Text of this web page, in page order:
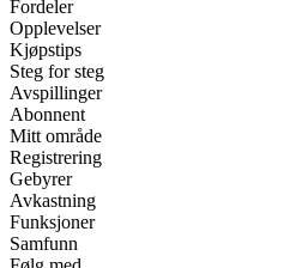
Fordeler
Opplevelser
Kjøpstips
Steg for steg
Avspillinger
Abonnent
Mitt område
Registrering
Gebyrer
Avkastning
Funksjoner
Samfunn